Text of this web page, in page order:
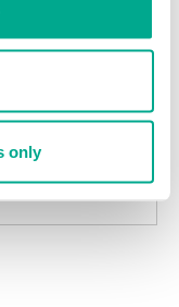
only